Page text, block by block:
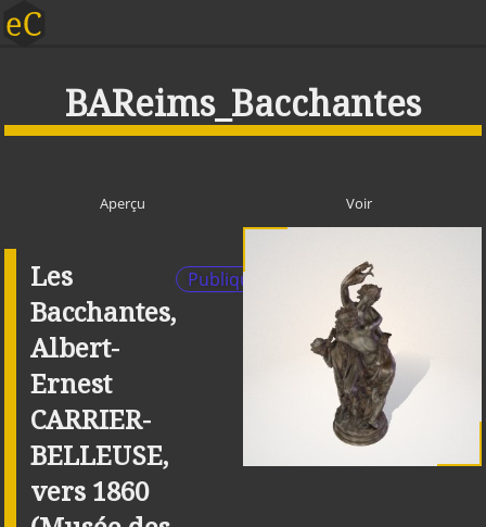
BAReims_Bacchantes
Aperçu Voir
Les
Bacchantes,
Albert-
Ernest
CARRIER-
BELLEUSE,
vers 1860
Publique